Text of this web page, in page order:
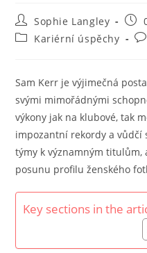
Post
author:
Sophie Langley
Post
PostKariérní úspěchy
Sam Kerr je výjimečná
svými mimořádnými
výkony jak na klubové, tak
impozantní rekordy a
týmy k významným titulům,
posunu profilu ženského
Key sections in the